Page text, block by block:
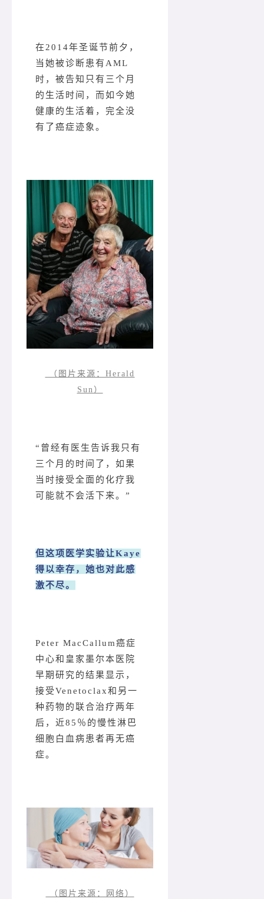
在2014年圣诞节前夕，
当她被诊断患有AML
时，被告知只有三个月
的生活时间，而如今她
健康的生活着，完全没
有了癌症迹象。
（图片来源：Herald
Sun）
“曾经有医生告诉我只有
三个月的时间了，如果
当时接受全面的化疗我
可能就不会活下来。”
但这项医学实验让Kaye
得以幸存，她也对此感
激不尽。
Peter MacCallum癌症
中心和皇家墨尔本医院
早期研究的结果显示，
接受Venetoclax和另一
种药物的联合治疗两年
后，近85％的慢性淋巴
细胞白血病患者再无癌
症。
（图片来源：网络）